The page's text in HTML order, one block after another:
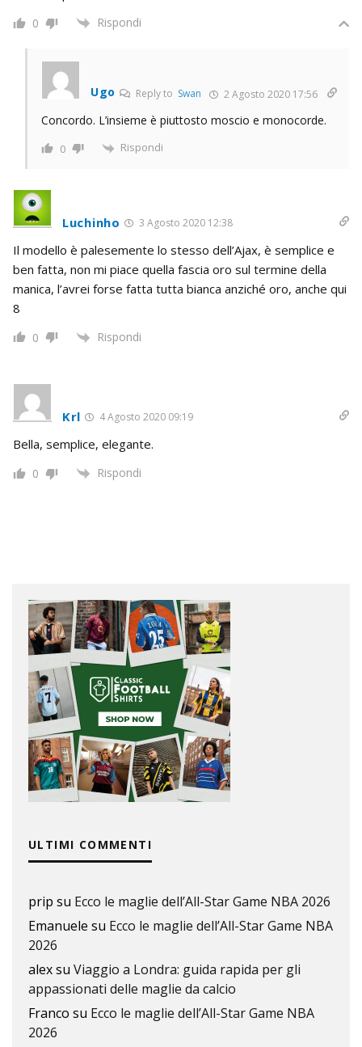
0 Rispondi
Ugo Reply to Swan 2 Agosto 2020 17:56
Concordo. L’insieme è piuttosto moscio e monocorde.
0 Rispondi
Luchinho 3 Agosto 2020 12:38
Il modello è palesemente lo stesso dell’Ajax, è semplice e
ben fatta, non mi piace quella fascia oro sul termine della
manica, l’avrei forse fatta tutta bianca anziché oro, anche qui
8
0 Rispondi
Krl 4 Agosto 2020 09:19
Bella, semplice, elegante.
0 Rispondi
ULTIMI COMMENTI
prip su Ecco le maglie dell’All-Star Game NBA 2026
Emanuele su Ecco le maglie dell’All-Star Game NBA
2026
alexsu Viaggio a Londra: guida rapida per gli
appassionati delle maglie da calcio
Franco su Ecco le maglie dell’All-Star Game NBA
2026